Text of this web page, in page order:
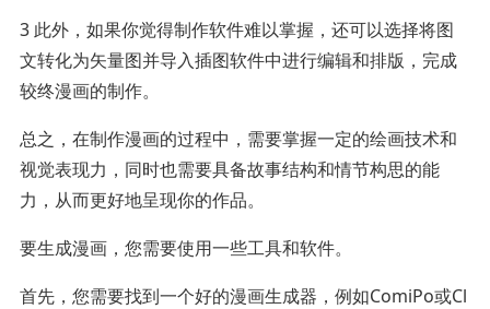
3 此外，如果你觉得制作软件难以掌握，还可以选择将图
文转化为矢量图并导入插图软件中进行编辑和排版，完成
较终漫画的制作。
总之，在制作漫画的过程中，需要掌握一定的绘画技术和
视觉表现力，同时也需要具备故事结构和情节构思的能
力，从而更好地呈现你的作品。
要生成漫画，您需要使用一些工具和软件。
首先，您需要找到一个好的漫画生成器，例如ComiPo或Cl